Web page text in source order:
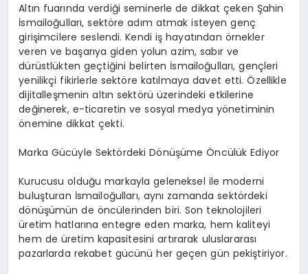
Altın fuarında verdiği seminerle de dikkat çeken Şahin
İsmailoğulları, sektöre adım atmak isteyen genç
girişimcilere seslendi. Kendi iş hayatından örnekler
veren ve başarıya giden yolun azim, sabır ve
dürüstlükten geçtiğini belirten İsmailoğulları, gençleri
yenilikçi fikirlerle sektöre katılmaya davet etti. Özellikle
dijitalleşmenin altın sektörü üzerindeki etkilerine
değinerek, e-ticaretin ve sosyal medya yönetiminin
önemine dikkat çekti.
Marka Gücüyle Sektördeki Dönüşüme Öncülük Ediyor
Kurucusu olduğu markayla geleneksel ile moderni
buluşturan İsmailoğulları, aynı zamanda sektördeki
dönüşümün de öncülerinden biri. Son teknolojileri
üretim hatlarına entegre eden marka, hem kaliteyi
hem de üretim kapasitesini artırarak uluslararası
pazarlarda rekabet gücünü her geçen gün pekiştiriyor.